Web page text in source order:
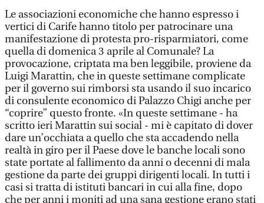
Le associazioni economiche che hanno espresso i
vertici di Carife hanno titolo per patrocinare una
manifestazione di protesta pro-risparmiatori, come
quella di domenica 3 aprile al Comunale? La
provocazione, criptata ma ben leggibile, proviene da
Luigi Marattin, che in queste settimane complicate
per il governo sui rimborsi sta usando il suo incarico
di consulente economico di Palazzo Chigi anche per
“coprire” questo fronte. «In queste settimane - ha
scritto ieri Marattin sui social - mi è capitato di dover
dare un’occhiata a quello che sta accadendo nella
realtà in giro per il Paese dove le banche locali sono
state portate al fallimento da anni o decenni di mala
gestione da parte dei gruppi dirigenti locali. In tutti i
casi si tratta di istituti bancari in cui alla fine, dopo
che per anni i moniti ad una sana gestione erano stati